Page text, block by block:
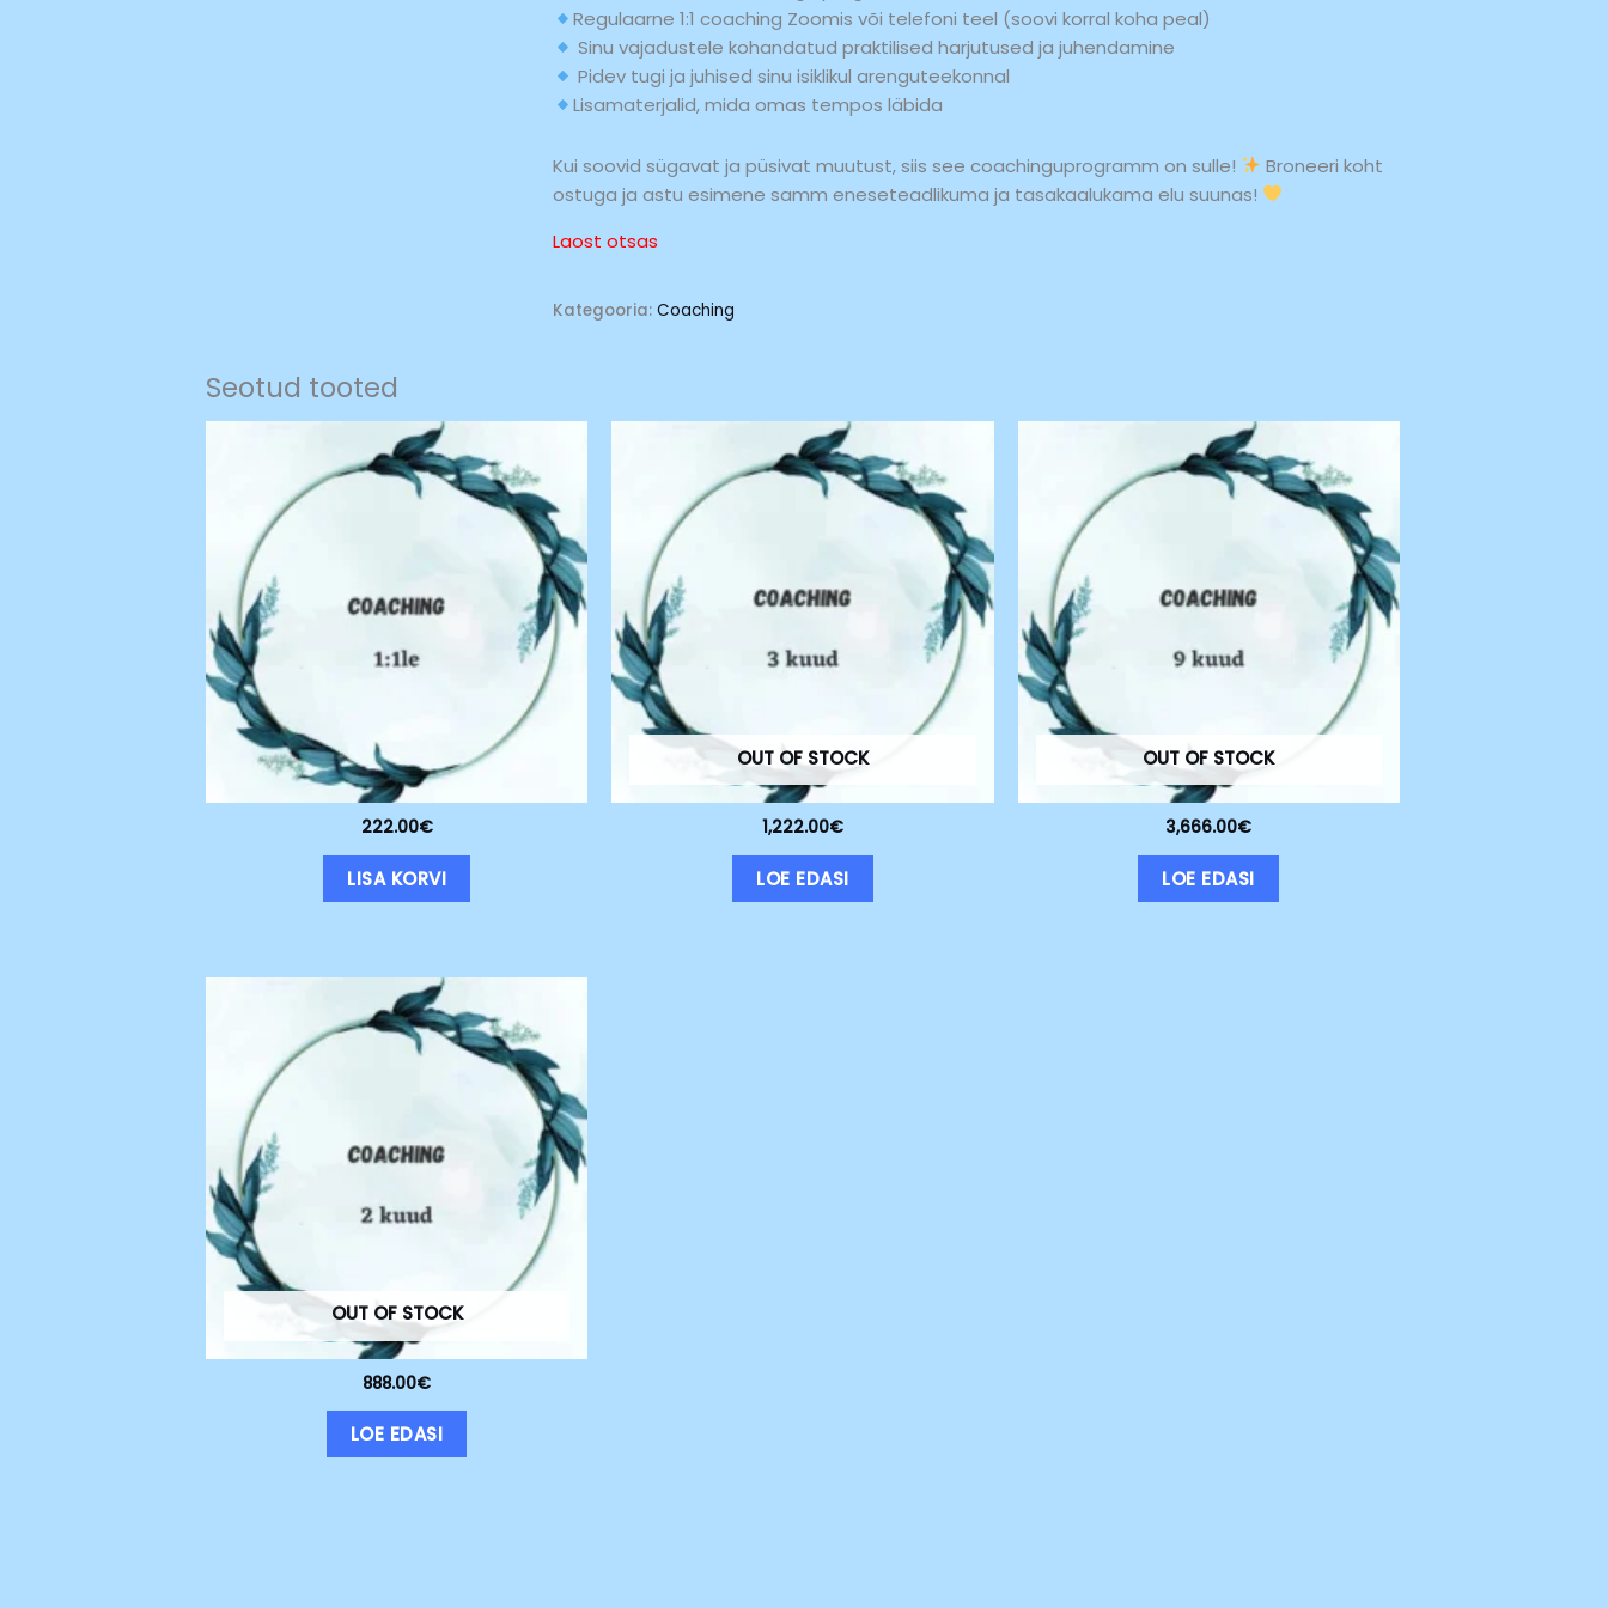
Regulaarne 1:1 coaching Zoomis või telefoni teel (soovi korral koha peal)
Sinu vajadustele kohandatud praktilised harjutused ja juhendamine
Pidev tugi ja juhised sinu isiklikul arenguteekonnal
Lisamaterjalid, mida omas tempos läbida
Kui soovid sügavat ja püsivat muutust, siis see coachinguprogramm on sulle!
Broneeri koht
ostuga ja astu esimene samm eneseteadlikuma ja tasakaalukama elu suunas!
Laost otsas
Kategooria:Coaching
Seotud tooted
222.00€
LISA KORVI
OUT OF STOCK
1,222.00€
LOE EDASI
OUT OF STOCK
3,666.00€
LOE EDASI
OUT OF STOCK
888.00€
LOE EDASI